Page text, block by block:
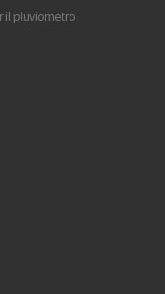
il pluviometro